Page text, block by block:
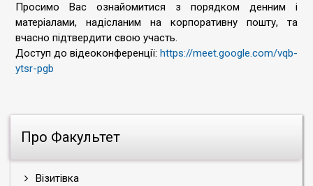
Про Факультет
Візитівка
Просимо Вас ознайомитися з порядком денним і
матеріалами, надісланим на корпоративну пошту, та
вчасно підтвердити свою участь.
Доступ до відеоконференції: https://meet.google.com/vqb-
ytsr-pgb